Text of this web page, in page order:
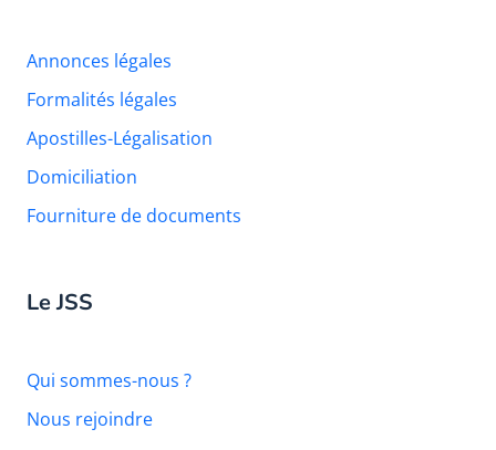
Annonces légales
Formalités légales
Apostilles-Légalisation
Domiciliation
Fourniture de documents
Le JSS
Qui sommes-nous ?
Nous rejoindre